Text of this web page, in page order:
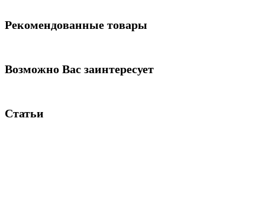
Рекомендованные товары
Возможно Вас заинтересует
Статьи